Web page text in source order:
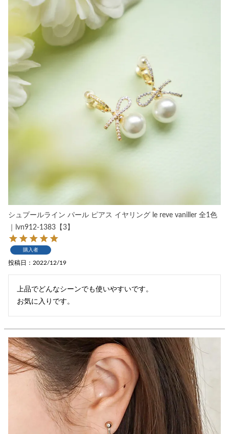
シュプールライン パール ピアス イヤリング le reve vaniller 全1色
｜lvn912-1383【3】
購入者
投稿日 2022/12/19
上品でどんなシーンでも使いやすいです。
お気に入りです。